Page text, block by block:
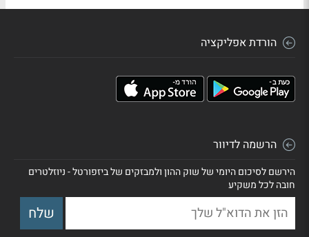
הורדת אפליקציה
הרשמה לדיוור
הירשם לסיכום היומי של שוק ההון ולמבזקים של ביזפורטל - ניוזלטרים
חובה לכל משקיע